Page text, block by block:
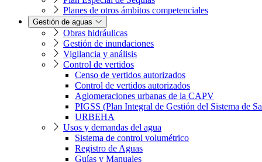
Planes de otros ámbitos competenciales
Gestión de aguas
Obras hidráulicas
Gestión de inundaciones
Vigilancia y análisis
Control de vertidos
Censo de vertidos autorizados
Control de vertidos autorizados
Aglomeraciones urbanas de la CAPV
PIGSS (Plan Integral de Gestión del Sistema de
URBEHA
Usos y demandas del agua
Sistema de control volumétrico
Registro de Aguas
Guías y Manuales